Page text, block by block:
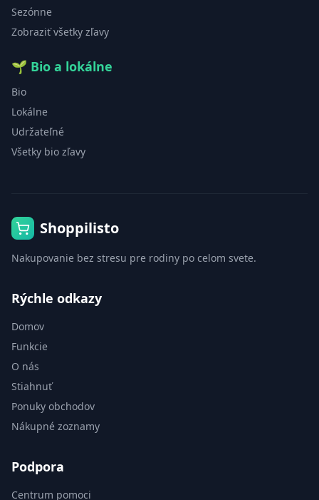
Sezónne
Zobraziť všetky zľavy
🌱 Bio a lokálne
Bio
Lokálne
Udržateľné
Všetky bio zľavy
Shoppilisto
Nakupovanie bez stresu pre rodiny po celom svete.
Rýchle odkazy
Domov
Funkcie
O nás
Stiahnuť
Ponuky obchodov
Nákupné zoznamy
Podpora
Centrum pomoci